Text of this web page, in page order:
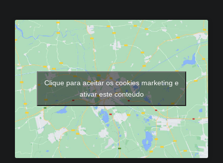
Clique para aceitar os cookies marketing e
ativar este conteúdo